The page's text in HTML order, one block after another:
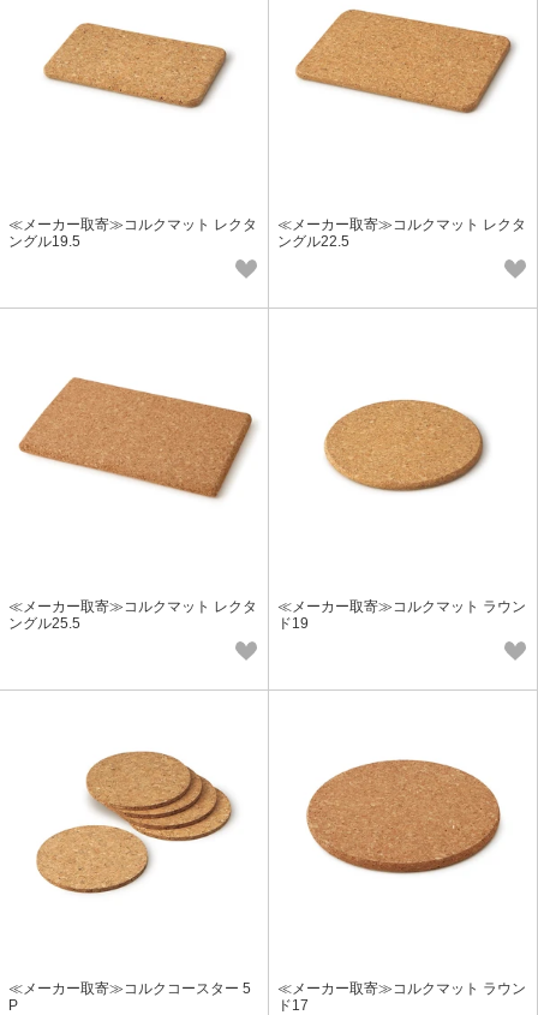
≪メーカー取寄≫コルクマット レクタ
ングル19.5
≪メーカー取寄≫コルクマット レクタ
ングル22.5
≪メーカー取寄≫コルクマット レクタ
ングル25.5
≪メーカー取寄≫コルクマット ラウン
ド19
≪メーカー取寄≫コルクコースター 5
P
≪メーカー取寄≫コルクマット ラウン
ド17